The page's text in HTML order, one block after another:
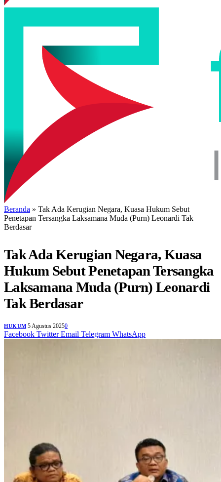
Beranda » Tak Ada Kerugian Negara, Kuasa Hukum Sebut
Penetapan Tersangka Laksamana Muda (Purn) Leonardi Tak
Berdasar
Tak Ada Kerugian Negara, Kuasa
Hukum Sebut Penetapan Tersangka
Laksamana Muda (Purn) Leonardi
Tak Berdasar
HUKUM 5 Agustus 20250
Facebook Twitter Email Telegram WhatsApp